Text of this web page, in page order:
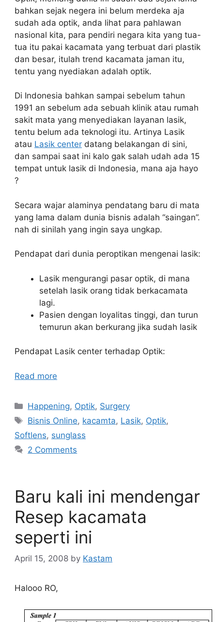
bahkan sejak negera ini belum merdeka aja
sudah ada optik, anda lihat para pahlawan
nasional kita, para pendiri negara kita yang tua-
tua itu pakai kacamata yang terbuat dari plastik
dan besar, itulah trend kacamata jaman itu,
tentu yang nyediakan adalah optik.
Di Indonesia bahkan sampai sebelum tahun
1991 an sebelum ada sebuah klinik atau rumah
sakit mata yang menyediakan layanan lasik,
tentu belum ada teknologi itu. Artinya Lasik
atau Lasik center datang belakangan di sini,
dan sampai saat ini kalo gak salah udah ada 15
tempat untuk lasik di Indonesia, mana aja hayo
?
Secara wajar alaminya pendatang baru di mata
yang lama dalam dunia bisnis adalah “saingan”.
nah di sinilah yang ingin saya ungkap.
Pendapat dari dunia peroptikan mengenai lasik:
Lasik mengurangi pasar optik, di mana
setelah lasik orang tidak berkacamata
lagi.
Pasien dengan loyalitas tinggi, dan turun
temurun akan berkurang jika sudah lasik
Pendapat Lasik center terhadap Optik:
Read more
Categories
Happening, Optik, Surgery
Tags
Bisnis Online, kacamta, Lasik, Optik,
Softlens, sunglass
2 Comments
Baru kali ini mendengar
Resep kacamata
seperti ini
April 15, 2008 by Kastam
Halooo RO,